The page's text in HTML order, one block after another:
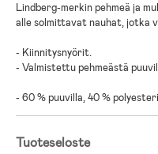
Lindberg-merkin pehmeä ja
alle solmittavat nauhat, jotka
- Kiinnitysnyörit.
- Valmistettu pehmeästä
- 60 % puuvilla, 40 %
Tuoteseloste